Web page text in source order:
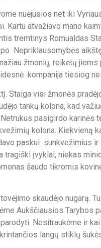
nuėjusios net iki
Kartu atvažiavo mano
tremtinys Romualdas
Nepriklausomybės
žmonių, reikėtų
kompanija tiesiog
Staiga visi žmonės
tankų kolona, kad
pasigirdo karinės
kolona. Kiekvieną
paskui sunkvežimius
įvykiai, niekas
šaudo tikromis
skaudėjo nugarą.
Aukščiausios Tarybos
Nesitraukėme ir
langų stiklų